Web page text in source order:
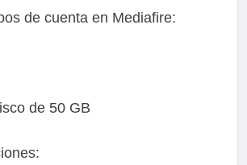
de cuenta en Mediafire:
de 50 GB